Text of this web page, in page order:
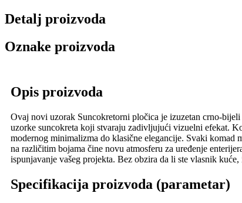
Detalj proizvoda
Oznake proizvoda
Opis proizvoda
Ovaj novi uzorak Suncokretorni pločica je izuzetan crno-
uzorke suncokreta koji stvaraju zadivljujući vizuelni efekat.
modernog minimalizma do klasične elegancije. Svaki komad
na različitim bojama čine novu atmosferu za uređenje
ispunjavanje vašeg projekta. Bez obzira da li ste vlasnik
Specifikacija proizvoda (parametar)